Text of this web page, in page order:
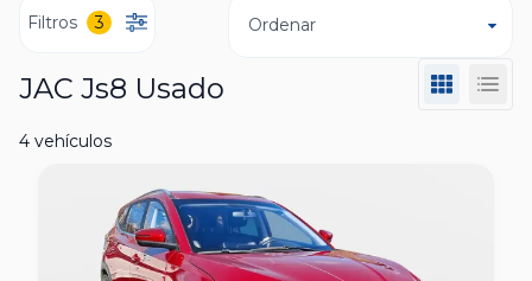
Filtros 3 Ordenar
JAC Js8 Usado
4 vehículos